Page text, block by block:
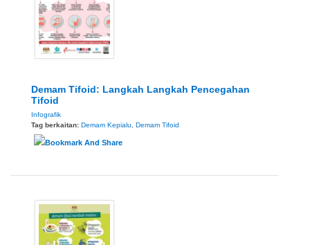
Demam Tifoid: Langkah Langkah Pencegahan
Tifoid
Infografik
Tag berkaitan: Demam Kepialu Demam Tifoid